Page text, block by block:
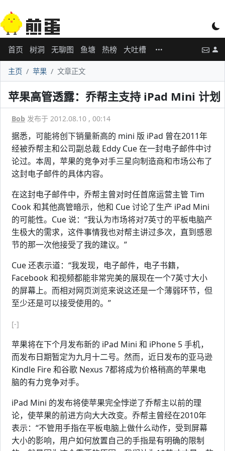
首页 树洞 无聊图 鱼塘 热榜 大吐槽
主页 苹果 文章正文
苹果高管透露：乔帮主支持 iPad Mini 计划
Bob 发布于 2012.08.10 , 00:14
据悉，可能将创下销量新高的 mini 版 iPad 曾在2011年
经被乔帮主和公司副总裁 Eddy Cue 在一封电子邮件中讨
论过。本周，苹果的竞争对手三星向制造商和市场公布了
这封电子邮件的具体内容。
在这封电子邮件中，乔帮主曾对时任首席运营主管 Tim
Cook 和其他高管暗示，他和 Cue 讨论了生产 iPad Mini
的可能性。Cue 说：“我认为市场将对7英寸的平板电脑产
生极大的需求，这件事情我也对帮主讲过多次，直到感恩
节的那一次他接受了我的建议。”
Cue 还表示道：“我发现，电子邮件，电子书籍，
Facebook 和视频都能非常完美的展现在一个7英寸大小
的屏幕上。而相对网页浏览来说这还是一个薄弱环节，但
至少还是可以接受使用的。”
[-]
苹果将在下个月发布新的 iPad Mini 和 iPhone 5 手机，
而发布日期暂定为九月十二号。然而，近日发布的亚马逊
Kindle Fire 和谷歌 Nexus 7都将成为价格稍高的苹果电
脑的有力竞争对手。
iPad Mini 的发布将使苹果完全悖逆了乔帮主以前的理
论，使苹果的前进方向大大改变。乔帮主曾经在2010年
表示：“不管用手指在平板电脑上做什么动作，受到屏幕
大小的影响，用户如何放置自己的手指是有明确的限制